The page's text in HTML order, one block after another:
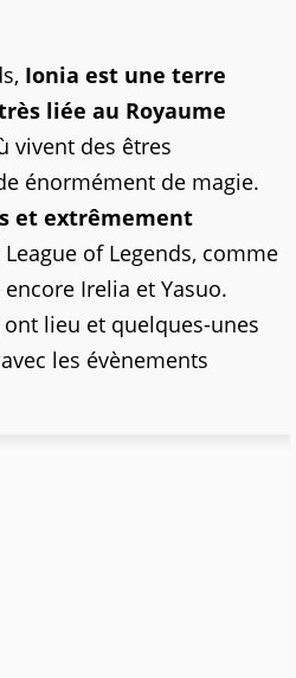
Ionia est une terre
liée au Royaume
vivent des êtres
énormément de magie.
et extrêmement
League of Legends, comme
Irelia et Yasuo.
lieu et quelques-unes
les évènements